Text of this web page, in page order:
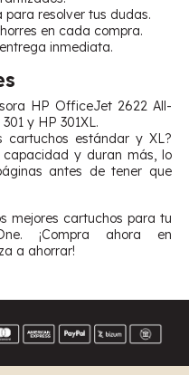
para resolver tus dudas.
en cada compra.
inmediata.
HP OfficeJet 2622 All-
y HP 301XL.
cartuchos estándar y XL?
capacidad y duran más, lo
antes de tener que
mejores cartuchos para tu
¡Compra ahora en
a ahorrar!